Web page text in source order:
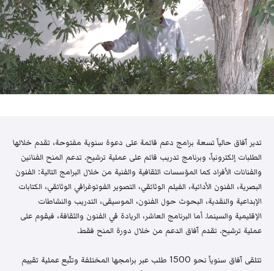
تدير آفاق حالياً تسعة برامج دعم قائمة على دعوة سنوية مفتوحة، تقدم خلالها
الطلبات إلكترونياً، وبرنامج تدريب قائم على عملية ترشيح. تدعم المنح الفنانين
والفنانات الأفراد كما المؤسسات الثقافية والفنية من خلال البرامج التالية: الفنون
البصرية، الفنون الأدائية، الفيلم الوثائقي، التصوير الفوتوغرافي الوثائقي، الكتابات
الإبداعية والنقدية، البحوث حول الفنون، الموسيقى، التدريب والنشاطات
الإقليمية والسينما. أما البرنامج العاشر، الريادة في الفنون والثقافة، فيقوم على
عملية ترشيح. تقدم آفاق الدعم من خلال دورة المنح فقط.
تتلقى آفاق سنوياً نحو 1500 طلب عبر برامجها المختلفة وتتّبع عملية تقييم